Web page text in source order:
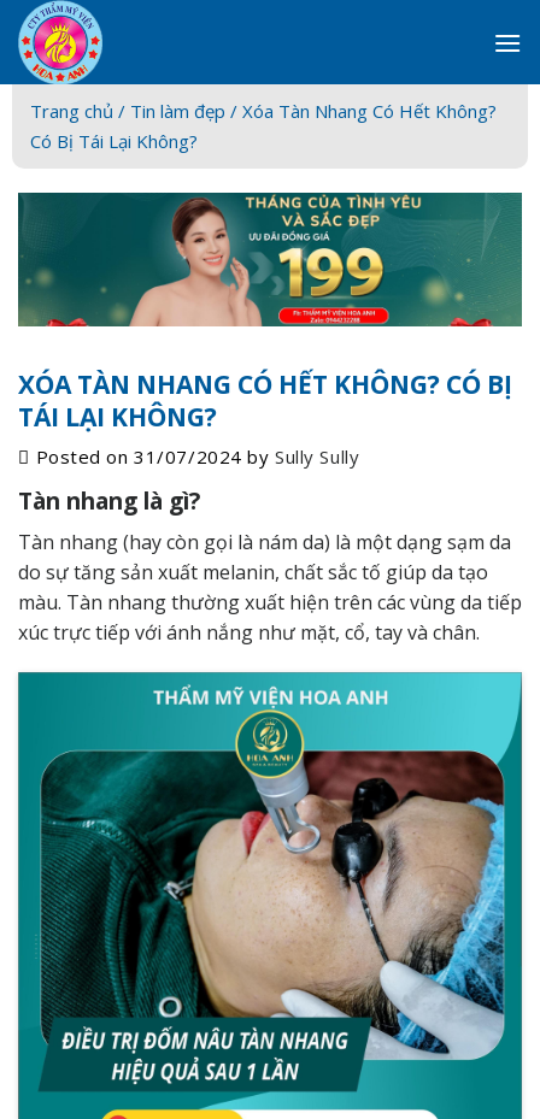
Skip
to
content
Trang chủ / Tin làm đẹp / Xóa Tàn Nhang Có Hết Không?
Có Bị Tái Lại Không?
XÓA TÀN NHANG CÓ HẾT KHÔNG? CÓ BỊ
TÁI LẠI KHÔNG?
Posted on31/07/2024 bySully Sully
Tàn nhang là gì?
Tàn nhang (hay còn gọi là nám da) là một dạng sạm da
do sự tăng sản xuất melanin, chất sắc tố giúp da tạo
màu. Tàn nhangthường xuất hiện trên các vùng da tiếp
xúc trực tiếp với ánh nắng như mặt, cổ, tay và chân.